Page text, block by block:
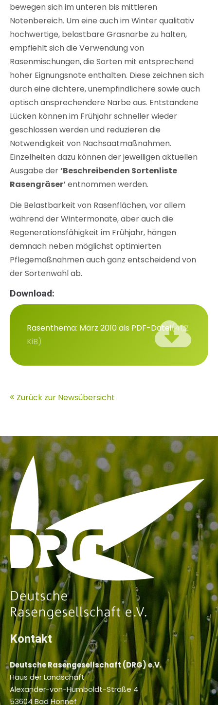
bewegen sich im unteren bis mittleren
Notenbereich. Um eine auch im Winter qualitativ
hochwertige, belastbare Grasnarbe zu halten,
empfiehlt sich die Verwendung von
Rasenmischungen, die Sorten mit entsprechend
hoher Eignungsnote enthalten. Diese zeichnen sich
durch eine dichtere, unempfindlichere sowie auch
optisch ansprechendere Narbe aus. Entstandene
Lücken können im Frühjahr schneller wieder
geschlossen werden und reduzieren die
Notwendigkeit von Nachsaatmaßnahmen.
Einzelheiten dazu können der jeweiligen aktuellen
Ausgabe der ’Beschreibenden Sortenliste
Rasengräser’entnommen werden.
Die Belastbarkeit von Rasenflächen, vor allem
während der Wintermonate, aber auch die
Regenerationsfähigkeit im Frühjahr, hängen
demnach neben möglichst optimierten
Pflegemaßnahmen auch ganz entscheidend von
der Sortenwahl ab.
Download:
Rasenthema: März 2010 als PDF-Datei(41,2
KiB)
Zurück zur Newsübersicht
Kontakt
Deutsche Rasengesellschaft (DRG) e.V.
Haus der Landschaft
Alexander-von-Humboldt-Straße 4
53604 Bad Honnef